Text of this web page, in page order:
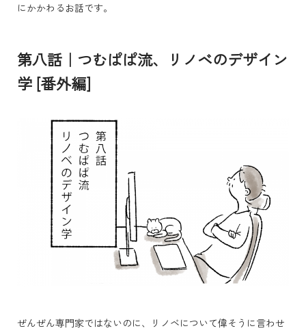
にかかわるお話です。
第八話｜つむぱぱ流、リノベのデザイン
学 [番外編]
ぜんぜん専門家ではないのに、リノベについて偉そうに言わせ